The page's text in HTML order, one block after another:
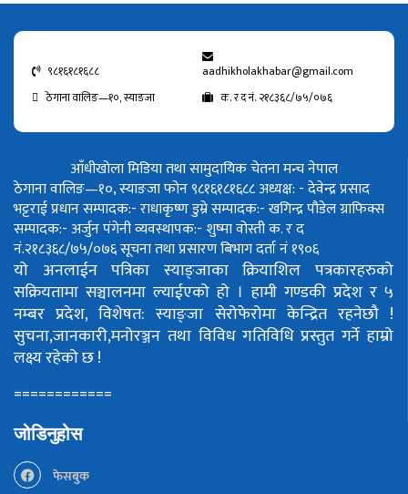
९८१६१८१६८८
aadhikholakhabar@gmail.com
ठेगाना वालिङ—१०, स्याङजा
क. र द नं. २१८३६८/७५/०७६
आँधीखोला मिडिया तथा सामुदायिक चेतना मन्च नेपाल
ठेगाना वालिङ—१०, स्याङजा फोन ९८१६१८१६८८अध्यक्ष: - देवेन्द्र प्रसाद
भट्टराईप्रधान सम्पादक:- राधाकृष्ण डुम्रेसम्पादक:- खगिन्द्र पौडेलग्राफिक्स
सम्पादक:- अर्जुन पंगेनीव्यवस्थापक:- शुष्मा वोस्तीक. र द
नं.२१८३६८/७५/०७६सूचना तथा प्रसारण बिभाग दर्ता नं १९०६
यो अनलाईन पत्रिका स्याङ्जाका क्रियाशिल पत्रकारहरुको
सक्रियतामा सञ्चालनमा ल्याईएको हो । हामी गण्डकी प्रदेश र ५
नम्बर प्रदेश, विशेषत: स्याङ्जा सेरोफेरोमा केन्द्रित रहनेछौ !
सुचना,जानकारी,मनोरञ्जन तथा विविध गतिविधि प्रस्तुत गर्ने हाम्रो
लक्ष्य रहेको छ !
============
जोडिनुहोस
फेसबुक